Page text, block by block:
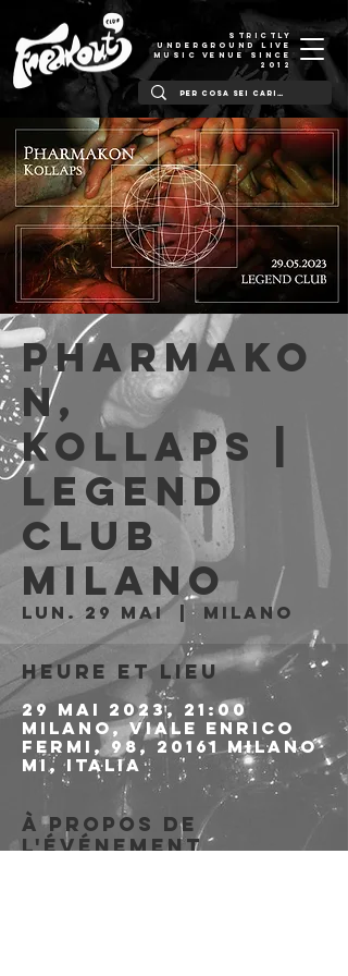
STRICTLY
UNDERGROUND LIVE
MUSIC VENUE SINCE
2012
Pharmako
n,
Kollaps |
LEGEND
CLUB
Milano
lun. 29 mai
  |
Milano
Heure et lieu
29 mai 2023, 21:00
Milano, Viale Enrico
Fermi, 98, 20161 Milano
MI, Italia
À propos de
l'événement